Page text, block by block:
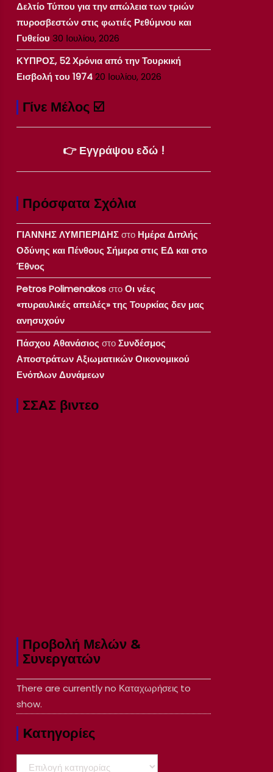
Δελτίο Τύπου για την απώλεια των τριών
πυροσβεστών στις φωτιές Ρεθύμνου και
Γυθείου 30 Ιουλίου, 2026
ΚΥΠΡΟΣ, 52 Χρόνια από την Τουρκική
Εισβολή του 197420 Ιουλίου, 2026
Γίνε Μέλος ☑️
👉 Εγγράψου εδώ !
Πρόσφατα Σχόλια
ΓΙΑΝΝΗΣ ΛΥΜΠΕΡΙΔΗΣστο Ημέρα Διπλής
Οδύνης και Πένθους Σήμερα στις ΕΔ και στο
Έθνος
Petros PolimenakosστοΟι νέες
«πυραυλικές απειλές» της Τουρκίας δεν μας
ανησυχούν
Πάσχου Αθανάσιος στοΣυνδέσμος
Αποστράτων Αξιωματικών Οικονομικού
Ενόπλων Δυνάμεων
ΣΣΑΣ βιντεο
Προβολή Μελών &
Συνεργατών
There are currently no Καταχωρήσεις to
show.
Kατηγορίες
Kατηγορίες